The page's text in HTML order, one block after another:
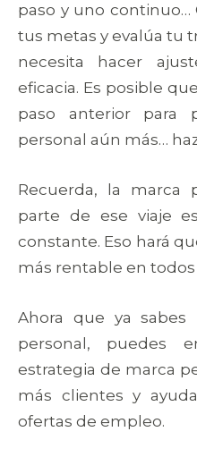
paso y uno
tus metas y evalúa tu
necesita hacer
eficacia. Es posible
paso anterior para
personal aún más…
Recuerda, la marca
parte de ese viaje
constante. Eso hará
más rentable en todos
Ahora que ya sabes
personal, puedes
estrategia de marca
más clientes y
ofertas de empleo.